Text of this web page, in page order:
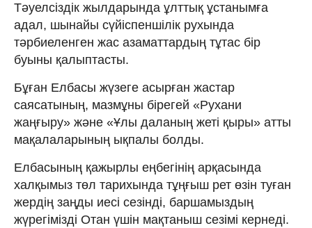
Тәуелсіздік жылдарында ұлттық ұстанымға
адал, шынайы сүйіспеншілік рухында
тәрбиеленген жас азаматтардың тұтас бір
буыны қалыптасты.
Бұған Елбасы жүзеге асырған жастар
саясатының, мазмұны бірегей «Рухани
жаңғыру» және «Ұлы даланың жеті қыры» атты
мақалаларының ықпалы болды.
Елбасының қажырлы еңбегінің арқасында
халқымыз төл тарихында тұңғыш рет өзін туған
жердің заңды иесі сезінді, баршамыздың
жүрегімізді Отан үшін мақтаныш сезімі кернеді.